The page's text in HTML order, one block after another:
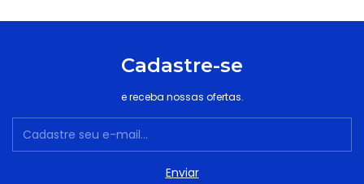
Cadastre-se
e receba nossas ofertas.